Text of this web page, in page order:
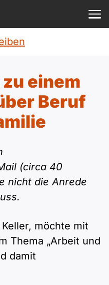
ist kostenlos?
einem
Beruf
(circa 40
nicht die Anrede
möchte mit
Thema „Arbeit und
damit